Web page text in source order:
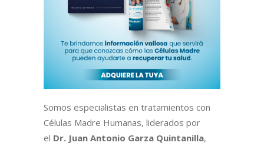
Somos especialistas en tratamientos con
Células Madre Humanas, liderados por
el Dr. Juan Antonio Garza Quintanilla,